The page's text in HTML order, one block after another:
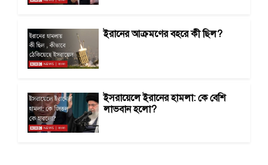
ইরানের আক্রমণের বহরে কী ছিল?
ইসরায়েলে ইরানের হামলা: কে বেশি
লাভবান হলো?